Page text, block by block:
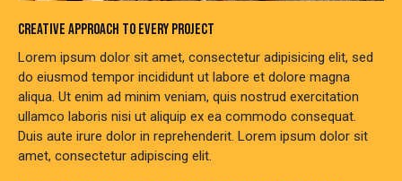
CREATIVE APPROACH TO EVERY PROJECT
Lorem ipsum dolor sit amet, consectetur adipisicing elit, sed
do eiusmod tempor incididunt ut labore et dolore magna
aliqua. Ut enim ad minim veniam, quis nostrud exercitation
ullamco laboris nisi ut aliquip ex ea commodo consequat.
Duis aute irure dolor in reprehenderit. Lorem ipsum dolor sit
amet, consectetur adipiscing elit.